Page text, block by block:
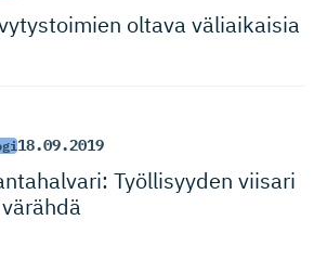
oltava väliaikaisia
18.09.2019
Työllisyyden viisari